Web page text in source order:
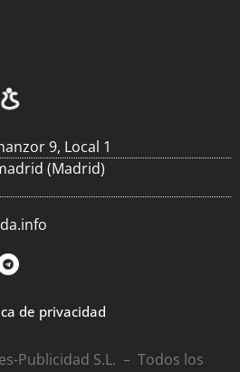
9, Local 1
(Madrid)
de privacidad
Publicidad S.L. – Todos los